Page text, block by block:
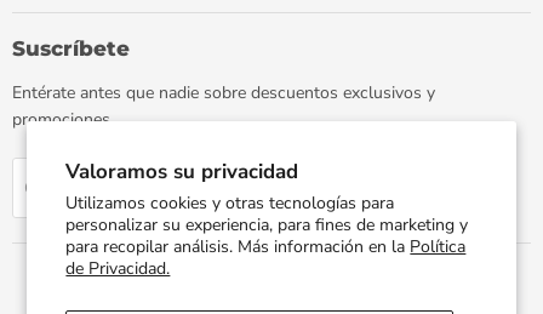
Valoramos su privacidad
Utilizamos cookies y otras tecnologías para
personalizar su experiencia, para fines de marketing y
para recopilar análisis. Más información en la Política
de Privacidad.
FacebookInstagramLinkedInTikTokWhatsApp
YouTube
Suscríbete
Entérate antes que nadie sobre descuentos exclusivos y
promociones.
Correo electrónico